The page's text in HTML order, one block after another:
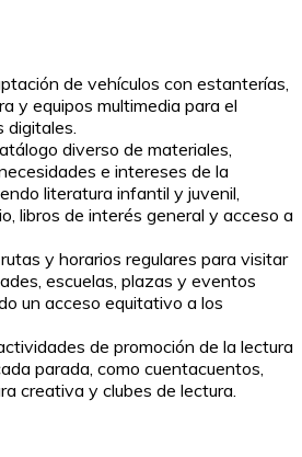
de vehículos con estanterías,
y equipos multimedia para el
digitales.
diverso de materiales,
e intereses de la
literatura infantil y juvenil,
libros de interés general y acceso a
y horarios regulares para visitar
escuelas, plazas y eventos
un acceso equitativo a los
de promoción de la lectura
parada, como cuentacuentos,
creativa y clubes de lectura.